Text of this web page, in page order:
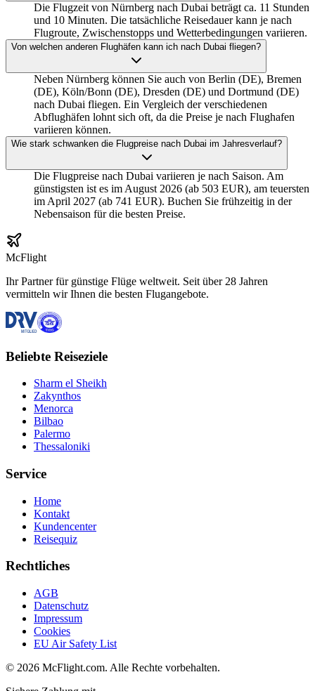
Die Flugzeit von Nürnberg nach Dubai beträgt ca. 11 Stunden
und 10 Minuten. Die tatsächliche Reisedauer kann je nach
Flugroute, Zwischenstopps und Wetterbedingungen variieren.
Von welchen anderen Flughäfen kann ich nach Dubai fliegen?
Neben Nürnberg können Sie auch von Berlin (DE), Bremen
(DE), Köln/Bonn (DE), Dresden (DE) und Dortmund (DE)
nach Dubai fliegen. Ein Vergleich der verschiedenen
Abflughäfen lohnt sich oft, da die Preise je nach Flughafen
variieren können.
Wie stark schwanken die Flugpreise nach Dubai im Jahresverlauf?
Die Flugpreise nach Dubai variieren je nach Saison. Am
günstigsten ist es im August 2026 (ab 503 EUR), am teuersten
im April 2027 (ab 741 EUR). Buchen Sie frühzeitig in der
Nebensaison für die besten Preise.
McFlight
Ihr Partner für günstige Flüge weltweit. Seit über 28 Jahren
vermitteln wir Ihnen die besten Flugangebote.
Beliebte Reiseziele
Sharm el Sheikh
Zakynthos
Menorca
Bilbao
Palermo
Thessaloniki
Service
Home
Kontakt
Kundencenter
Reisequiz
Rechtliches
AGB
Datenschutz
Impressum
Cookies
EU Air Safety List
© 2026 McFlight.com. Alle Rechte vorbehalten.